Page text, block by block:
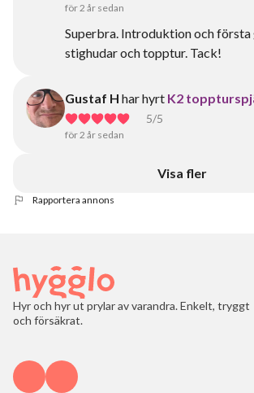
för 2 år sedan
Superbra. Introduktion och första
stighudar och topptur. Tack!
Gustaf H har hyrt K2
5/5
för 2 år sedan
Visa fler
Rapportera annons
Hyr och hyr ut prylar av varandra. Enkelt, tryggt
och försäkrat.